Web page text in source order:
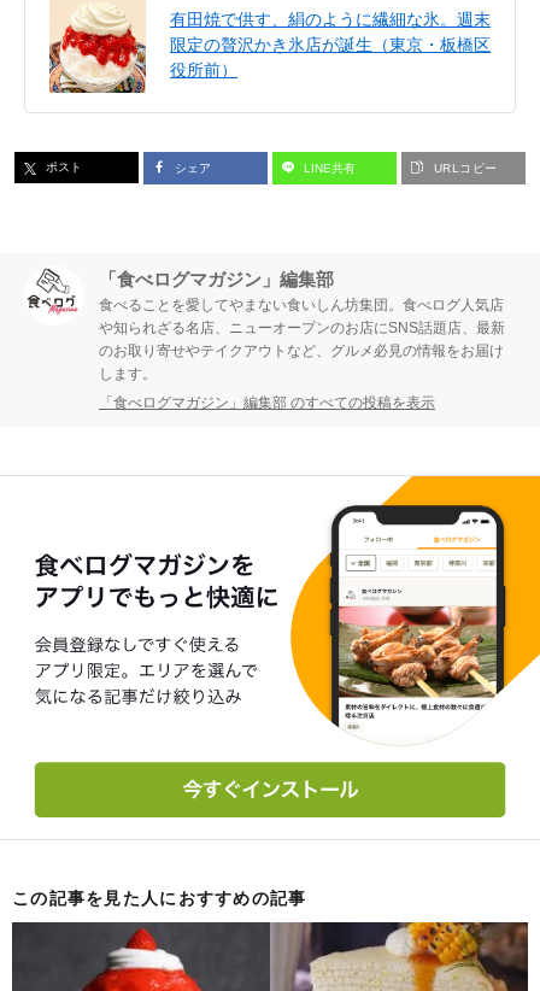
有田焼で供す、絹のように繊細な氷。週末
限定の贅沢かき氷店が誕生（東京・板橋区
役所前）
ポスト シェア LINE共有 URLコピー
「食べログマガジン」編集部
食べることを愛してやまない食いしん坊集団。食べログ人気店
や知られざる名店、ニューオープンのお店にSNS話題店、最新
のお取り寄せやテイクアウトなど、グルメ必見の情報をお届け
します。
「食べログマガジン」編集部 のすべての投稿を表示
この記事を見た人におすすめの記事